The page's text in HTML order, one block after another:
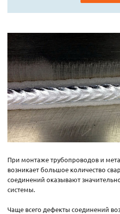
При монтаже трубопроводов и
возникает большое количество
соединений оказывают
системы.
Чаще всего дефекты соединений